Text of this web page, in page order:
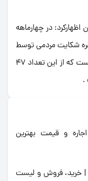
اظهارکرد: در چهارماهه
1402 تعداد 48 هزار و 904 فقره شکایت مردمی توسط
واحدهای بازرسی اصناف دریافت شده است که از این تعداد 47
و قیمت بهترین
| خرید، فروش و لیست